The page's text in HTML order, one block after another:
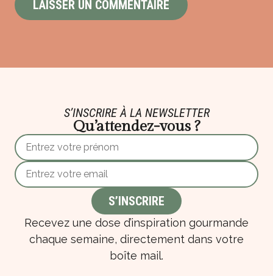
S’INSCRIRE À LA NEWSLETTER
Qu’attendez-vous ?
Recevez une dose d’inspiration gourmande
chaque semaine, directement dans votre
boîte mail.